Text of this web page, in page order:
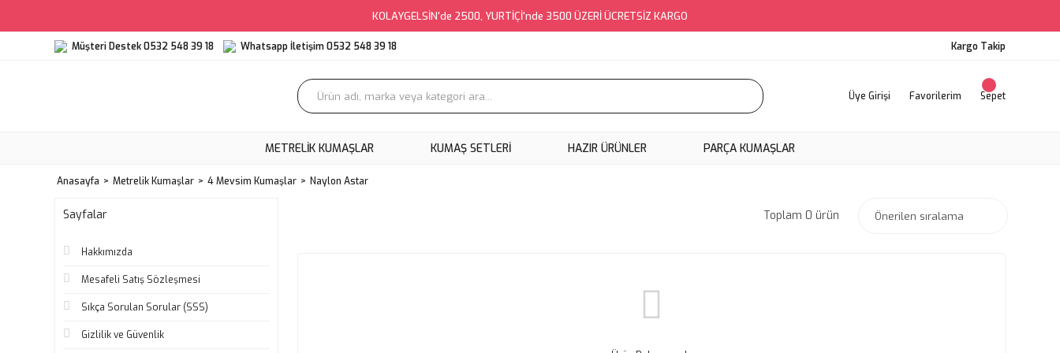
KOLAYGELSİN'de 2500, YURTİÇİ'nde 3500 ÜZERİ ÜCRETSİZ KARGO
Müşteri Destek 0532 548 39 18 Whatsapp İletişim 0532 548 39 18 Kargo Takip
Üye Girişi Favorilerim Sepet
METRELIK KUMAŞLAR KUMAŞ SETLERI HAZIR ÜRÜNLER PARÇA KUMAŞLAR
Anasayfa Metrelik Kumaşlar 4 Mevsim Kumaşlar Naylon Astar
Sayfalar
Hakkımızda
Mesafeli Satış Sözleşmesi
Sıkça Sorulan Sorular (SSS)
Gizlilik ve Güvenlik
Toplam 0 ürün